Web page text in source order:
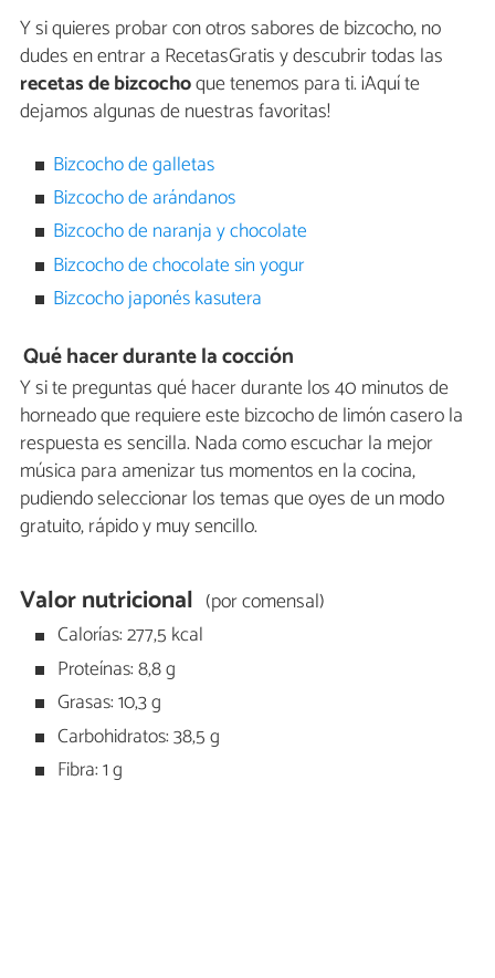
Y si quieres probar con otros sabores de bizcocho, no
dudes en entrar a RecetasGratis y descubrir todas las
recetas de bizcochoque tenemos para ti. ¡Aquí te
dejamos algunas de nuestras favoritas!
Bizcocho de galletas
Bizcocho de arándanos
Bizcocho de naranja y chocolate
Bizcocho de chocolate sin yogur
Bizcocho japonés kasutera
Qué hacer durante la cocción
Y si te preguntas qué hacer durante los 40 minutos de
horneado que requiere este bizcocho de limón casero la
respuesta es sencilla. Nada como escuchar la mejor
música para amenizar tus momentos en la cocina,
pudiendo seleccionar los temas que oyes de un modo
gratuito, rápido y muy sencillo.
Valor nutricional (por comensal)
Calorías: 277,5 kcal
Proteínas: 8,8 g
Grasas: 10,3 g
Carbohidratos: 38,5 g
Fibra: 1 g